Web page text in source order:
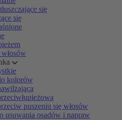
się
się
kolorów
puszeniu się włosów
usuwania osadów i napraw